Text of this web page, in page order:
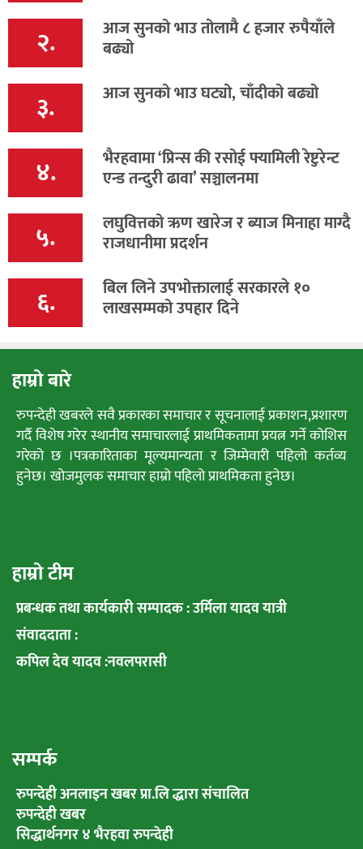
२. आज सुनको भाउ तोलामै ८ हजार रुपैयाँले
बढ्यो
३. आज सुनको भाउ घट्यो, चाँदीको बढ्यो
४. भैरहवामा ‘प्रिन्स की रसोई फ्यामिली रेष्टुरेन्ट
एन्ड तन्दुरी ढावा’ सञ्चालनमा
५. लघुवित्तको ऋण खारेज र ब्याज मिनाहा माग्दै
राजधानीमा प्रदर्शन
६. बिल लिने उपभोक्तालाई सरकारले १०
लाखसम्मको उपहार दिने
हाम्रो बारे
रुपन्देही खबरले सवै प्रकारका समाचार र सूचनालाई प्रकाशन,प्रशारण
गर्दै विशेष गरेर स्थानीय समाचारलाई प्राथमिकतामा प्रयत्न गर्ने कोशिस
गरेको छ ।पत्रकारिताका मूल्यमान्यता र जिम्मेवारी पहिलो कर्तव्य
हुनेछ। खोजमुलक समाचार हाम्रो पहिलो प्राथमिकता हुनेछ।
हाम्रो टीम
प्रबन्धक तथा कार्यकारी सम्पादक : उर्मिला यादव यात्री
संवाददाता :
कपिल देव यादव :नवलपरासी
सम्पर्क
रुपन्देही अनलाइन खबर प्रा.लि द्धारा संचालित
रुपन्देही खबर
सिद्धार्थनगर ४ भैरहवा रुपन्देही